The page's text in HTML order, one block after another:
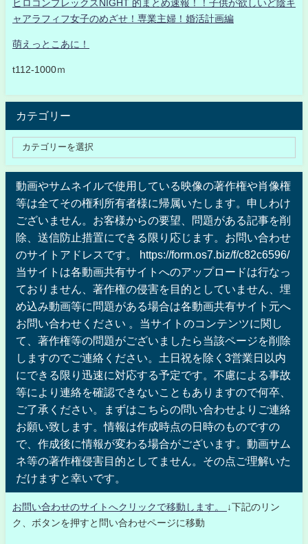
ヒロコンプレックスNIGHT 的まとめ速報！！子供が欲しいど陰キ
ャアラフィフ女子のめざせ！専業主婦！婚活計画編
萌えっとこあに！
t112-1000ｍ
カテゴリー
動画やサムネイルで使用している映像の著作権や肖像権
等は全てその権利所有者様に帰属いたします。申しわけ
ございません。お客様からの要望、問題がある記事を削
除、送信防止措置にできる限り応じます。お問い合わせ
のサイトアドレスです。 https://form.os7.biz/f/c82c6596/
当サイトは各動画共有サイトへのアップロードは行なっ
ておりません、著作権の侵害を目的としていません、埋
め込み動画等に問題がある場合は各動画共有サイト元へ
お問い合わせください 。当サイトのコンテンツに関し
て、著作権等の問題がございましたら当該ページを削除
しますのでご連絡ください。土日祝を除く3営業日以内
にできる限り迅速に対応する予定です。不慮による事故
等により連絡を確認できないこともありますので何卒、
ご了承ください。まずはこちらの問い合わせよりご連絡
お願い致します。情報は作成時点の日時のものですの
で、作成後に情報が変わる場合がございます。動画サム
ネ等の著作権侵害目的としてません。その点ご理解いた
だけますと幸いです。
お問い合わせのサイトへクリックで移動します。
↓下記のリン
ク、ボタンを押すと問い合わせページに移動